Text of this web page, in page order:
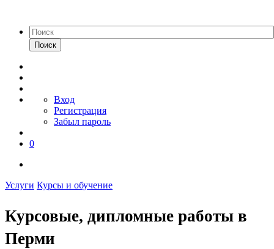
Поиск
Вход
Регистрация
Забыл пароль
0
Услуги Курсы и обучение
Курсовые, дипломные работы в
Перми